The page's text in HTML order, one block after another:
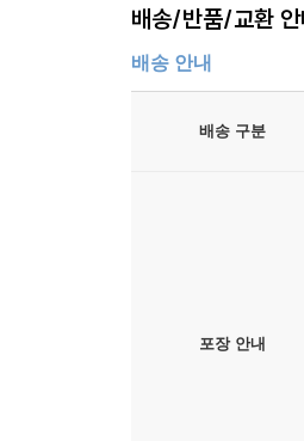
배송/반품/교환 안
배송 안내
배송 구분
포장 안내